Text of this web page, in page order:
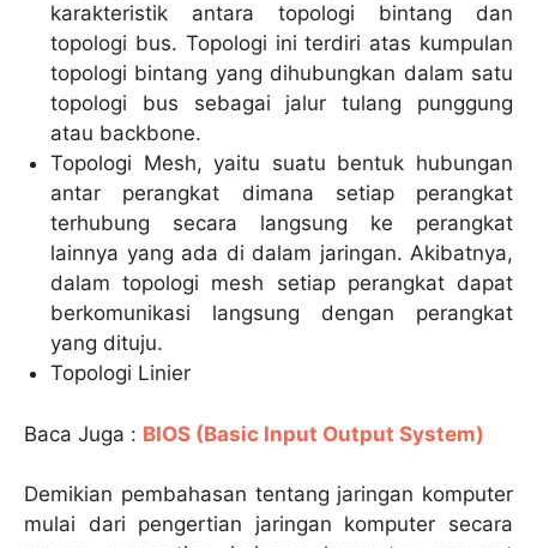
karakteristik antara topologi bintang dan
topologi bus. Topologi ini terdiri atas kumpulan
topologi bintang yang dihubungkan dalam satu
topologi bus sebagai jalur tulang punggung
atau backbone.
Topologi Mesh, yaitu suatu bentuk hubungan
antar perangkat dimana setiap perangkat
terhubung secara langsung ke perangkat
lainnya yang ada di dalam jaringan. Akibatnya,
dalam topologi mesh setiap perangkat dapat
berkomunikasi langsung dengan perangkat
yang dituju.
Topologi Linier
Baca Juga : BIOS (Basic Input Output System)
Demikian pembahasan tentang jaringan komputer
mulai dari pengertian jaringan komputer secara